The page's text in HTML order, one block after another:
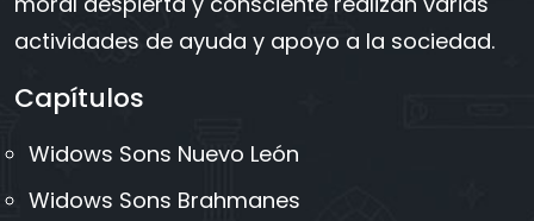
actividades de ayuda y apoyo a la sociedad.
Capítulos
Widows Sons Nuevo León
Widows Sons Brahmanes